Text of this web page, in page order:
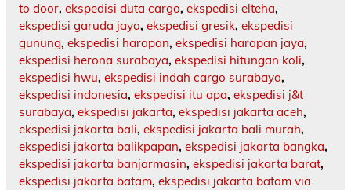
to door, ekspedisi duta cargo, ekspedisi elteha,
ekspedisi garuda jaya, ekspedisi gresik, ekspedisi
gunung, ekspedisi harapan, ekspedisi harapan jaya,
ekspedisi herona surabaya, ekspedisi hitungan koli,
ekspedisi hwu, ekspedisi indah cargo surabaya,
ekspedisi indonesia, ekspedisi itu apa, ekspedisi j&t
surabaya, ekspedisi jakarta, ekspedisi jakarta aceh,
ekspedisi jakarta bali, ekspedisi jakarta bali murah,
ekspedisi jakarta balikpapan, ekspedisi jakarta bangka,
ekspedisi jakarta banjarmasin, ekspedisi jakarta barat,
ekspedisi jakarta batam, ekspedisi jakarta batam via